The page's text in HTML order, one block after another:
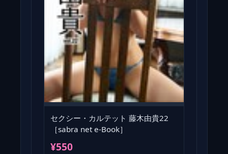
セクシー・カルテット 藤木由貴22
［sabra net e-Book］
¥550